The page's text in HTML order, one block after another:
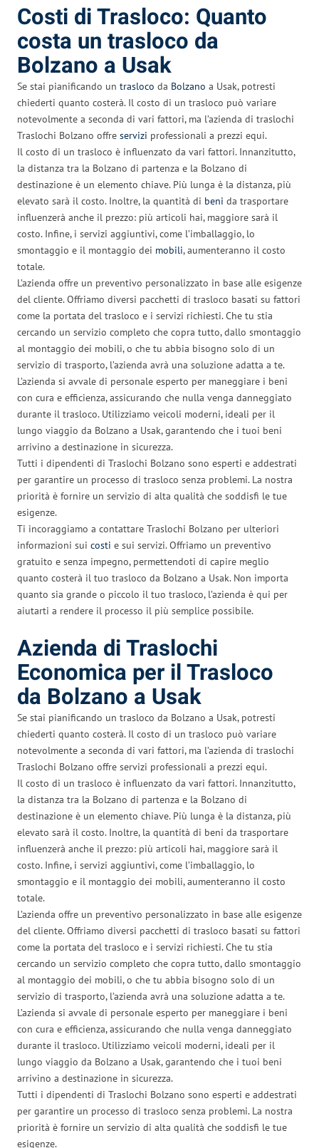
Costi di Trasloco: Quanto
costa un trasloco da
Bolzano a Usak
Se stai pianificando un trasloco da Bolzano a Usak, potresti
chiederti quanto costerà. Il costo di un trasloco può variare
notevolmente a seconda di vari fattori, ma l’azienda di traslochi
Traslochi Bolzano offre servizi professionali a prezzi equi.
Il costo di un trasloco è influenzato da vari fattori. Innanzitutto,
la distanza tra la Bolzano di partenza e la Bolzano di
destinazione è un elemento chiave. Più lunga è la distanza, più
elevato sarà il costo. Inoltre, la quantità di beni da trasportare
influenzerà anche il prezzo: più articoli hai, maggiore sarà il
costo. Infine, i servizi aggiuntivi, come l’imballaggio, lo
smontaggio e il montaggio dei mobili, aumenteranno il costo
totale.
L’azienda offre un preventivo personalizzato in base alle esigenze
del cliente. Offriamo diversi pacchetti di trasloco basati su fattori
come la portata del trasloco e i servizi richiesti. Che tu stia
cercando un servizio completo che copra tutto, dallo smontaggio
al montaggio dei mobili, o che tu abbia bisogno solo di un
servizio di trasporto, l’azienda avrà una soluzione adatta a te.
L’azienda si avvale di personale esperto per maneggiare i beni
con cura e efficienza, assicurando che nulla venga danneggiato
durante il trasloco. Utilizziamo veicoli moderni, ideali per il
lungo viaggio da Bolzano a Usak, garantendo che i tuoi beni
arrivino a destinazione in sicurezza.
Tutti i dipendenti di Traslochi Bolzano sono esperti e addestrati
per garantire un processo di trasloco senza problemi. La nostra
priorità è fornire un servizio di alta qualità che soddisfi le tue
esigenze.
Ti incoraggiamo a contattare Traslochi Bolzano per ulteriori
informazioni sui costi e sui servizi. Offriamo un preventivo
gratuito e senza impegno, permettendoti di capire meglio
quanto costerà il tuo trasloco da Bolzano a Usak. Non importa
quanto sia grande o piccolo il tuo trasloco, l’azienda è qui per
aiutarti a rendere il processo il più semplice possibile.
Azienda di Traslochi
Economica per il Trasloco
da Bolzano a Usak
Se stai pianificando un trasloco da Bolzano a Usak, potresti
chiederti quanto costerà. Il costo di un trasloco può variare
notevolmente a seconda di vari fattori, ma l’azienda di traslochi
Traslochi Bolzano offre servizi professionali a prezzi equi.
Il costo di un trasloco è influenzato da vari fattori. Innanzitutto,
la distanza tra la Bolzano di partenza e la Bolzano di
destinazione è un elemento chiave. Più lunga è la distanza, più
elevato sarà il costo. Inoltre, la quantità di beni da trasportare
influenzerà anche il prezzo: più articoli hai, maggiore sarà il
costo. Infine, i servizi aggiuntivi, come l’imballaggio, lo
smontaggio e il montaggio dei mobili, aumenteranno il costo
totale.
L’azienda offre un preventivo personalizzato in base alle esigenze
del cliente. Offriamo diversi pacchetti di trasloco basati su fattori
come la portata del trasloco e i servizi richiesti. Che tu stia
cercando un servizio completo che copra tutto, dallo smontaggio
al montaggio dei mobili, o che tu abbia bisogno solo di un
servizio di trasporto, l’azienda avrà una soluzione adatta a te.
L’azienda si avvale di personale esperto per maneggiare i beni
con cura e efficienza, assicurando che nulla venga danneggiato
durante il trasloco. Utilizziamo veicoli moderni, ideali per il
lungo viaggio da Bolzano a Usak, garantendo che i tuoi beni
arrivino a destinazione in sicurezza.
Tutti i dipendenti di Traslochi Bolzano sono esperti e addestrati
per garantire un processo di trasloco senza problemi. La nostra
priorità è fornire un servizio di alta qualità che soddisfi le tue
esigenze.